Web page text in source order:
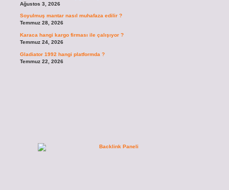
Ağustos 3, 2026
Soyulmuş mantar nasıl muhafaza edilir ?
Temmuz 28, 2026
Karaca hangi kargo firması ile çalışıyor ?
Temmuz 24, 2026
Gladiator 1992 hangi platformda ?
Temmuz 22, 2026